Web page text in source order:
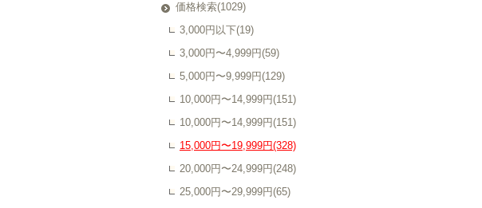
価格検索(1029)
3,000円以下(19)
3,000円〜4,999円(59)
5,000円〜9,999円(129)
10,000円〜14,999円(151)
10,000円〜14,999円(151)
15,000円〜19,999円(328)
20,000円〜24,999円(248)
25,000円〜29,999円(65)